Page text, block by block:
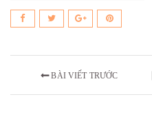
BÀI VIẾT TRƯỚC